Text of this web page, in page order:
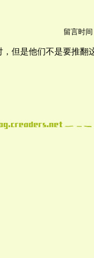
留言时间
但是他们不是要推翻